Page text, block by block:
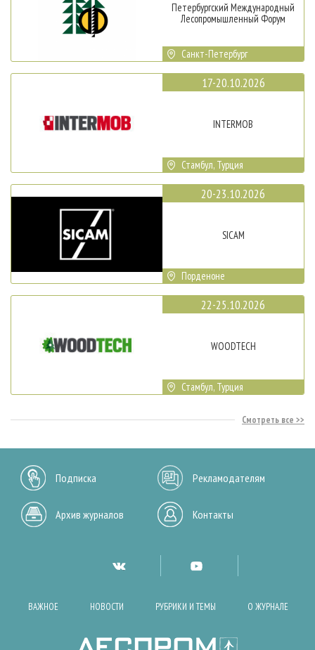
Петербургский Международный
Лесопромышленный Форум
Санкт-Петербург
17-20.10.2026
INTERMOB
Стамбул, Турция
20-23.10.2026
SICAM
Порденоне
22-25.10.2026
WOODTECH
Стамбул, Турция
Смотреть все
Подписка Рекламодателям
Архив журналов Контакты
ВАЖНОЕ НОВОСТИ РУБРИКИ И ТЕМЫ О ЖУРНАЛЕ